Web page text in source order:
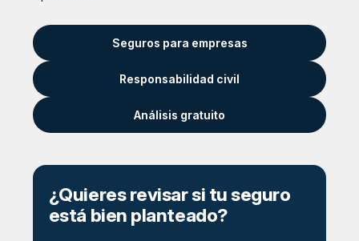
Seguros para empresas
Responsabilidad civil
Análisis gratuito
¿Quieres revisar si tu seguro
está bien planteado?